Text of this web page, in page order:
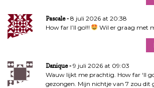
Pascale
8 juli 2026 at 20:38
How far I’ll go!!!
Wil er graag met
Danique
9 juli 2026 at 09:03
Wauw lijkt me prachtig. How far ‘ll
gezongen. Mijn nichtje van 7 zou dit